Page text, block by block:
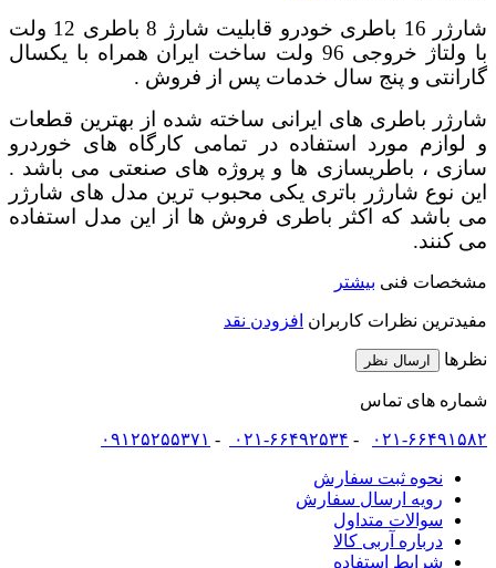
شارژر 16 باطری خودرو قابلیت شارژ 8 باطری 12 ولت
با ولتاژ خروجی 96 ولت ساخت ایران همراه با یکسال
گارانتی و پنج سال خدمات پس از فروش .
شارژر باطری های ایرانی ساخته شده از بهترین قطعات
و لوازم مورد استفاده در تمامی کارگاه های خوردرو
سازی ، باطریسازی ها و پروژه های صنعتی می باشد .
این نوع شارژر باتری یکی محبوب ترین مدل های شارژر
می باشد که اکثر باطری فروش ها از این مدل استفاده
می کنند.
مشخصات فنی بیشتر
مفیدترین نظرات کاربران افزودن نقد
نظرها ارسال نظر
شماره های تماس
۰۲۱-۶۶۴۹۱۵۸۲ - ۰۲۱-۶۶۴۹۲۵۳۴ - ۰۹۱۲۵۲۵۵۳۷۱
نحوه ثبت سفارش
رویه ارسال سفارش
سوالات متداول
درباره آربی کالا
شرایط استفاده